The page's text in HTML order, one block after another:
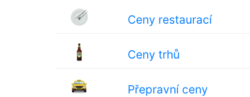
Ceny restaurací
Ceny trhů
Přepravní ceny